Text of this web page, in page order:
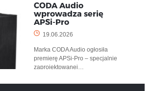
CODA Audio
wprowadza serię
APSi-Pro
19.06.2026
Marka CODA Audio ogłosiła
premierę APSi-Pro – specjalnie
zaprojektowanej…